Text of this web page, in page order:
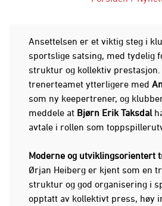
Ansettelsen er et viktig steg i
sportslige satsing, med tydelig
struktur og kollektiv
trenerteamet ytterligere med
som ny keepertrener, og
meddele at Bjørn Erik Taksdal
avtale i rollen som
Moderne og utviklingsorientert
Ørjan Heiberg er kjent som en
struktur og god organisering i
opptatt av kollektivt press, høy